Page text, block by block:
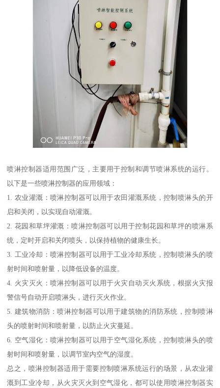
喷淋控制器适用范围广泛，主要用于控制和调节喷淋系统的运行。
以下是一些喷淋控制器的应用领域：
1. 农业灌溉：喷淋控制器可以用于农田灌溉系统，控制喷淋头的开
启和关闭，以实现自动灌溉。
2. 花园和草坪灌溉：喷淋控制器可以用于控制花园和草坪的喷淋系
统，定时开启和关闭喷头，以保持植物的健康生长。
3. 工业冷却：喷淋控制器可以用于工业冷却系统，控制喷淋头的喷
射时间和喷射量，以降低设备的温度。
4. 火灾灭火：喷淋控制器可以用于火灾自动灭火系统，根据火灾报
警信号自动开启喷淋头，进行灭火作业。
5. 建筑物消防：喷淋控制器可以用于建筑物的消防系统，控制喷淋
头的喷射时间和喷射量，以防止火灾蔓延。
6. 空气湿化：喷淋控制器可以用于空气湿化系统，控制喷淋头的喷
射时间和喷射量，以调节室内空气的湿度。
总之，喷淋控制器适用于需要控制喷淋系统运行的场景，从农业灌
溉到工业冷却，从火灾灭火到空气湿化，都可以使用喷淋控制器实